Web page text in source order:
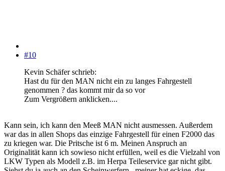
#10
Kevin Schäfer schrieb:
Hast du für den MAN nicht ein zu langes Fahrgestell
genommen ? das kommt mir da so vor
Zum Vergrößern anklicken....
Kann sein, ich kann den Meeß MAN nicht ausmessen. Außerdem
war das in allen Shops das einzige Fahrgestell für einen F2000 das
zu kriegen war. Die Pritsche ist 6 m. Meinen Anspruch an
Originalität kann ich sowieso nicht erfüllen, weil es die Vielzahl von
LKW Typen als Modell z.B. im Herpa Teileservice gar nicht gibt.